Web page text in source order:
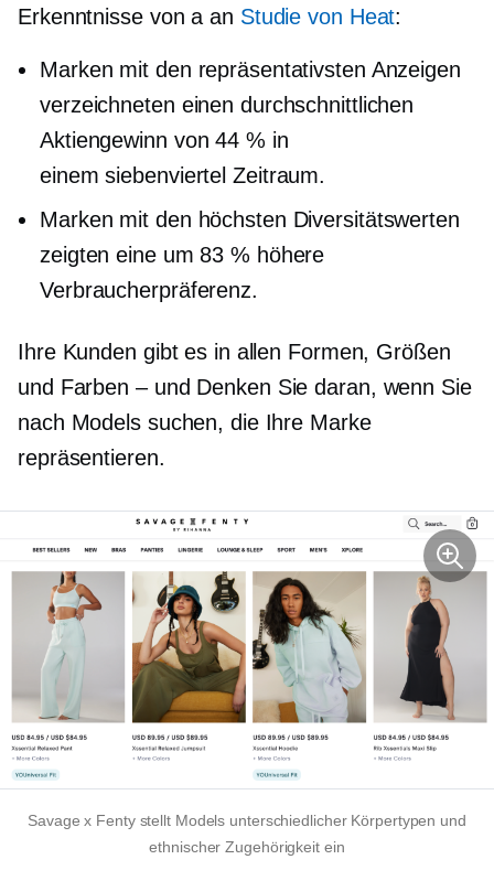
Erkenntnisse von a an Studie von Heat:
Marken mit den repräsentativsten Anzeigen
verzeichneten einen durchschnittlichen
Aktiengewinn von 44 % in
einemsiebenviertel Zeitraum.
Marken mit den höchsten Diversitätswerten
zeigten eine um 83 % höhere
Verbraucherpräferenz.
Ihre Kunden gibt es in allen Formen, Größen
und Farben – und Denken Sie daran, wenn Sie
nach Models suchen, die Ihre Marke
repräsentieren.
Savage x Fenty stellt Models unterschiedlicher Körpertypen und
ethnischer Zugehörigkeit ein